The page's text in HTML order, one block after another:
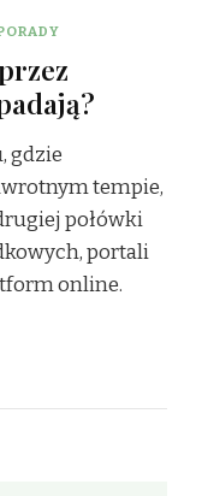
gdzie
tempie,
połówki
portali
online.